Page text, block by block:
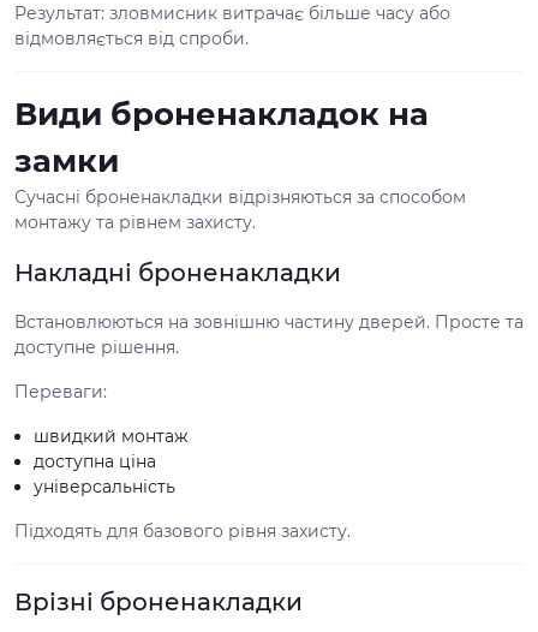
Результат: зловмисник витрачає більше часу або
відмовляється від спроби.
Види броненакладок на
замки
Сучасні броненакладки відрізняються за способом
монтажу та рівнем захисту.
Накладні броненакладки
Встановлюються на зовнішню частину дверей. Просте та
доступне рішення.
Переваги:
швидкий монтаж
доступна ціна
універсальність
Підходять для базового рівня захисту.
Врізні броненакладки